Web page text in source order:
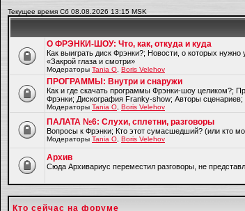
Текущее время Сб 08.08.2026 13:15 MSK
О ФРЭНКИ-ШОУ: Что, как, откуда и куда
Как выиграть диск Фрэнки?; Новости, о которых
«Закрой глаза и смотри»
Модераторы Tania O Boris Velehov
ПРОГРАММЫ: Внутри и снаружи
Как и где скачать программы Фрэнки-шоу целиком?;
Фрэнки; Дискография Franky-show; Авторы сценариев;
Модераторы Tania O Boris Velehov
ПАЛАТА №6: Слухи, сплетни, разговоры
Вопросы к Фрэнки; Кто этот сумасшедший? (или кто
Модераторы Tania O Boris Velehov
Архив
Cюда Архивариус переместил разговоры, не
Кто сейчас на форуме